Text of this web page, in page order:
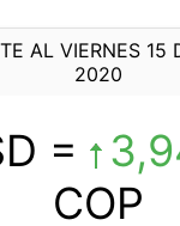
AL VIERNES 15
2020
=
COP